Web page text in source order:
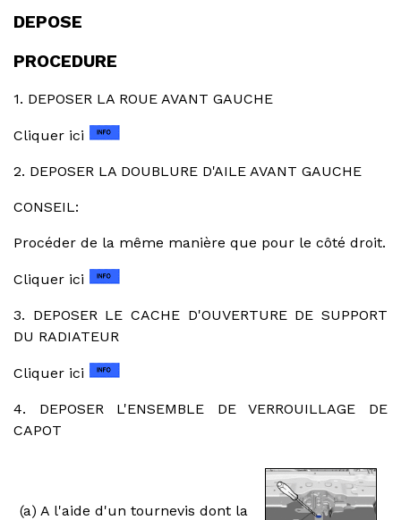
DEPOSE
PROCEDURE
1. DEPOSER LA ROUE AVANT GAUCHE
Cliquer ici
2. DEPOSER LA DOUBLURE D'AILE AVANT GAUCHE
CONSEIL:
Procéder de la même manière que pour le côté droit.
Cliquer ici
3. DEPOSER LE CACHE D'OUVERTURE DE SUPPORT
DU RADIATEUR
Cliquer ici
4. DEPOSER L'ENSEMBLE DE VERROUILLAGE DE
CAPOT
(a) A l'aide d'un tournevis dont la